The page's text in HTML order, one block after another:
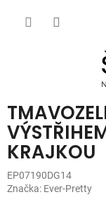
KRAJKOU
EP07190DG14
Značka: Ever-Pretty